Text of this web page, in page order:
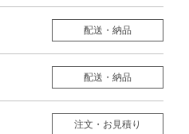
配送・納品
配送・納品
注文・お見積り